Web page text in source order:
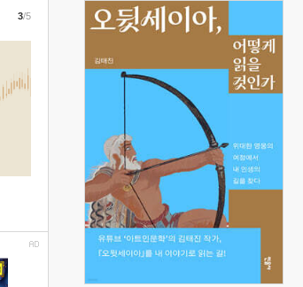
3/5